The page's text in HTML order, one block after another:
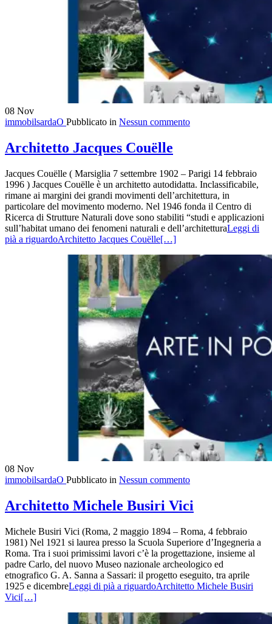
08 Nov
immobilsardaO Pubblicato in Nessun commento
Architetto Jacques Couëlle
Jacques Couëlle ( Marsiglia 7 settembre 1902 – Parigi 14 febbraio
1996 ) Jacques Couëlle è un architetto autodidatta. Inclassificabile,
rimane ai margini dei grandi movimenti dell’architettura, in
particolare del movimento moderno. Nel 1946 fonda il Centro di
Ricerca di Strutture Naturali dove sono stabiliti “studi e applicazioni
sull’habitat umano dei fenomeni naturali e dell’architetturaLeggi di
pià a riguardoArchitetto Jacques Couëlle[…]
08 Nov
immobilsardaO Pubblicato in Nessun commento
Architetto Michele Busiri Vici
Michele Busiri Vici (Roma, 2 maggio 1894 – Roma, 4 febbraio
1981) Nel 1921 si laurea presso la Scuola Superiore d’Ingegneria a
Roma. Tra i suoi primissimi lavori c’è la progettazione, insieme al
padre Carlo, del nuovo Museo nazionale archeologico ed
etnografico G. A. Sanna a Sassari: il progetto eseguito, tra aprile
1925 e dicembreLeggi di pià a riguardoArchitetto Michele Busiri
Vici[…]